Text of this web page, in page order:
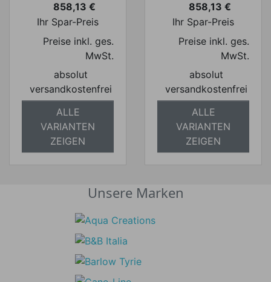
Preis
858,13 €
Ihr Spar-Preis
Preise inkl. ges.
MwSt.
absolut
versandkostenfrei
ALLE
VARIANTEN
ZEIGEN
Preis
858,13 €
Ihr Spar-Preis
Preise inkl. ges.
MwSt.
absolut
versandkostenfrei
ALLE
VARIANTEN
ZEIGEN
Unsere Marken